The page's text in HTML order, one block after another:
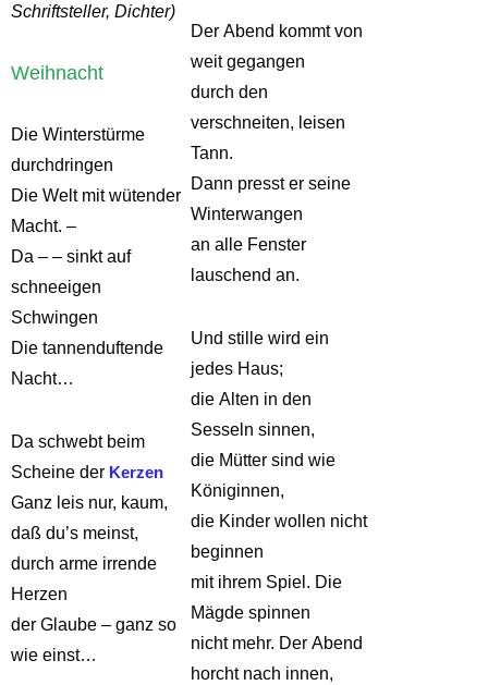
Schriftsteller, Dichter)
Weihnacht
Die Winterstürme
durchdringen
Die Welt mit wütender
Macht. –
Da – – sinkt auf
schneeigen
Schwingen
Die tannenduftende
Nacht…
Da schwebt beim
Scheine der Kerzen
Ganz leis nur, kaum,
daß du’s meinst,
durch arme irrende
Herzen
der Glaube – ganz so
wie einst…
Der Abend kommt von
weit gegangen
durch den
verschneiten, leisen
Tann.
Dann presst er seine
Winterwangen
an alle Fenster
lauschend an.
Und stille wird ein
jedes Haus;
die Alten in den
Sesseln sinnen,
die Mütter sind wie
Königinnen,
die Kinder wollen nicht
beginnen
mit ihrem Spiel. Die
Mägde spinnen
nicht mehr. Der Abend
horcht nach innen,